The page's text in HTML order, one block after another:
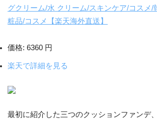
グクリーム/水 クリーム/スキンケア/コスメ/
粧品/コスメ【楽天海外直送】
価格: 6360 円
楽天で詳細を見る
最初に紹介した三つのクッションファンデ